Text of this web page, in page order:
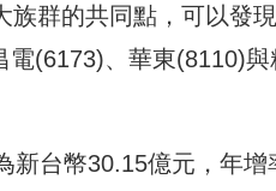
族群的共同點，可以發
電(6173)、華東(8110)
新台幣30.15億元，年